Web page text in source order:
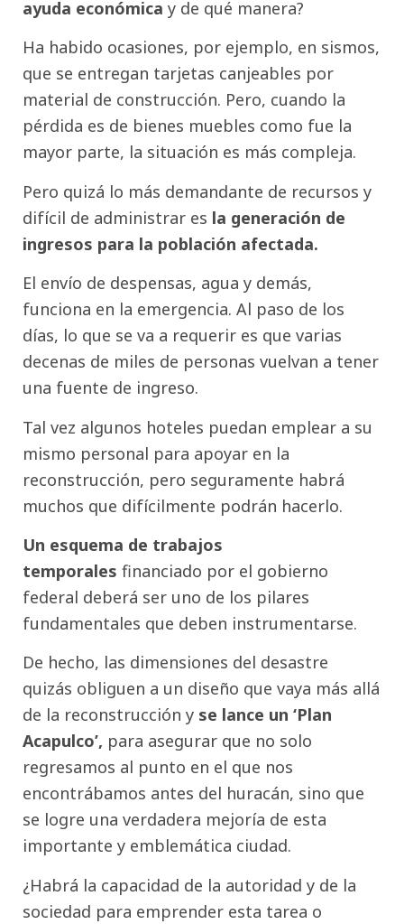
ayuda económica y de qué manera?
Ha habido ocasiones, por ejemplo, en sismos,
que se entregan tarjetas canjeables por
material de construcción. Pero, cuando la
pérdida es de bienes muebles como fue la
mayor parte, la situación es más compleja.
Pero quizá lo más demandante de recursos y
difícil de administrar es la generación de
ingresos para la población afectada.
El envío de despensas, agua y demás,
funciona en la emergencia. Al paso de los
días, lo que se va a requerir es que varias
decenas de miles de personas vuelvan a tener
una fuente de ingreso.
Tal vez algunos hoteles puedan emplear a su
mismo personal para apoyar en la
reconstrucción, pero seguramente habrá
muchos que difícilmente podrán hacerlo.
Un esquema de trabajos
temporales financiado por el gobierno
federal deberá ser uno de los pilares
fundamentales que deben instrumentarse.
De hecho, las dimensiones del desastre
quizás obliguen a un diseño que vaya más allá
de la reconstrucción y se lance un ‘Plan
Acapulco’, para asegurar que no solo
regresamos al punto en el que nos
encontrábamos antes del huracán, sino que
se logre una verdadera mejoría de esta
importante y emblemática ciudad.
¿Habrá la capacidad de la autoridad y de la
sociedad para emprender esta tarea o